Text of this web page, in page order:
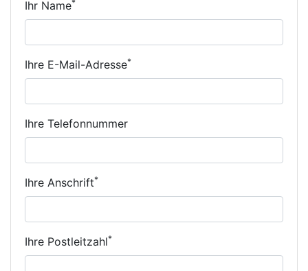
Ihr Name*
Ihre E-Mail-Adresse*
Ihre Telefonnummer
Ihre Anschrift*
Ihre Postleitzahl*